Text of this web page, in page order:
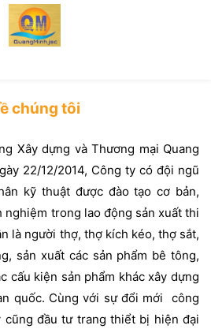
chúng tôi
Xây dựng và Thương mại Quang
22/12/2014, Công ty có đội ngũ
kỹ thuật được đào tạo cơ bản,
trong lao động sản xuất thi
là người thợ, thợ kích kéo, thợ sắt,
sản xuất các sản phẩm bê tông,
cấu kiện sản phẩm khác xây dựng
quốc. Cùng với sự đổi mới công
đầu tư trang thiểt bị hiện đại